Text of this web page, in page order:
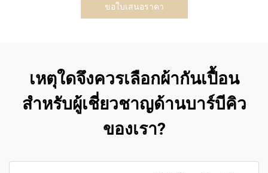
ขอใบเสนอราคา
เหตุใดจึงควรเลือกผ้ากันเปื้อน
สำหรับผู้เชี่ยวชาญด้านบาร์บีคิว
ของเรา?